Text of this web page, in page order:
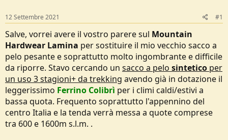
D
i
s
u
s
s
i
o
n
e
i
z
i
12 Settembre 2021 #1
Salve, vorrei avere il vostro parere sul Mountain
Hardwear Lamina per sostituire il mio vecchio sacco a
pelo pesante e soprattutto molto ingombrante e difficile
da riporre. Stavo cercando un sacco a pelo sintetico per
un uso 3 stagioni+ da trekking avendo già in dotazione il
leggerissimo Ferrino Colibrì per i climi caldi/estivi a
bassa quota. Frequento soprattutto l'appennino del
centro Italia e la tenda verrà messa a quote comprese
tra 600 e 1600m s.l.m. .